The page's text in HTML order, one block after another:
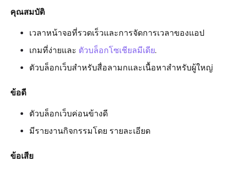
คุณสมบัติ
เวลาหน้าจอที่รวดเร็วและการจัดการเวลาของแอป
เกมที่ง่ายและ ตัวบล็อกโซเชียลมีเดีย.
ตัวบล็อกเว็บสำหรับสื่อลามกและเนื้อหาสำหรับผู้ใหญ่
ข้อดี
ตัวบล็อกเว็บค่อนข้างดี
มีรายงานกิจกรรมโดย รายละเอียด
ข้อเสีย